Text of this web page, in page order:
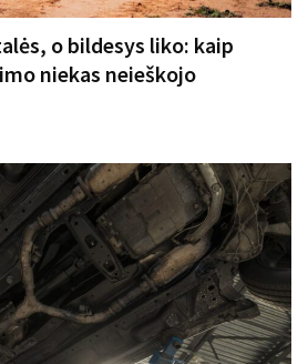
o bildesys liko: kaip
niekas neieškojo